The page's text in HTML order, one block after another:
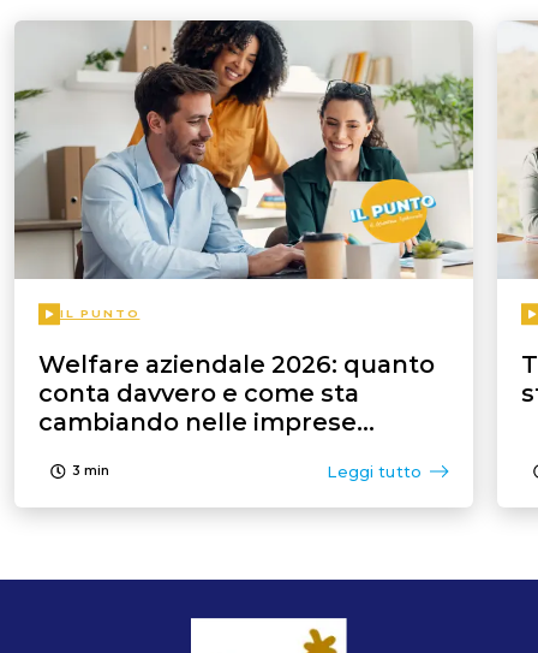
IL PUNTO
Welfare aziendale 2026: quanto
conta davvero e come sta
cambiando nelle imprese
3 min Leggi tutto